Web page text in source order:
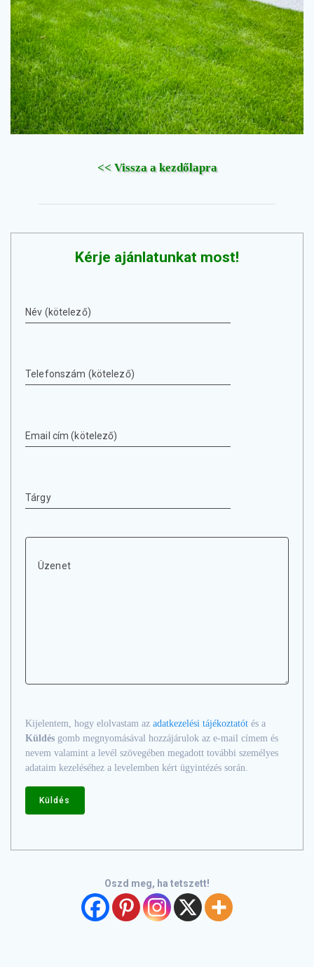
<< Vissza a kezdőlapra
Kérje ajánlatunkat most!
Név (kötelező)
Telefonszám (kötelező)
Email cím (kötelező)
Tárgy
Üzenet
Kijelentem, hogy elolvastam az adatkezelési tájékoztatót és a
Küldés gomb megnyomásával hozzájárulok az e-mail címem és
nevem valamint a levél szövegében megadott további személyes
adataim kezeléséhez a levelemben kért ügyintézés során.
Oszd meg, ha tetszett!